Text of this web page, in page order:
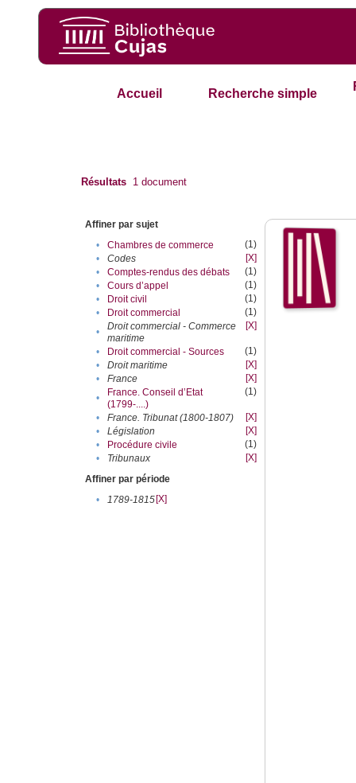
Accueil Recherche simple
Résultats 1 document
Affiner par sujet
•
Chambres de commerce
(1)
•
Codes
[X]
•
Comptes-rendus des débats
(1)
•
Cours d’appel
(1)
•
Droit civil
(1)
•
Droit commercial
(1)
•
Droit commercial - Commerce
maritime
[X]
• Droit commercial - Sources
(1)
•
Droit maritime
[X]
•
France
[X]
•
France. Conseil d’Etat
(1799-....)
(1)
• France. Tribunat (1800-1807)
[X]
•
Législation
[X]
•
Procédure civile
(1)
•
Tribunaux
[X]
Affiner par période
•
1789-1815[X]